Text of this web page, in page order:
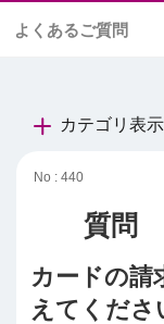
よくあるご質問
カテゴリ表示
No : 440
カードの請
えてくださ